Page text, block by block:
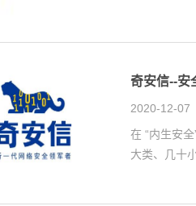
奇安信--安
2020-12-07
在 “内生安
大类、几十